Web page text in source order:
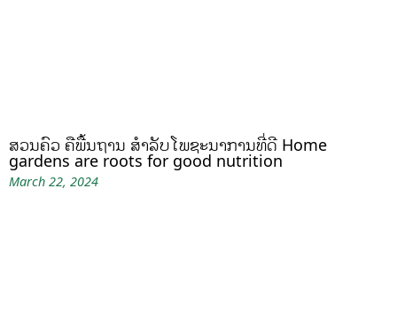
ສວນຄົວ ຄືພື້ນຖານ ສໍາລັບໂພຊະນາການທີ່ດີ Home
gardens are roots for good nutrition
March 22, 2024